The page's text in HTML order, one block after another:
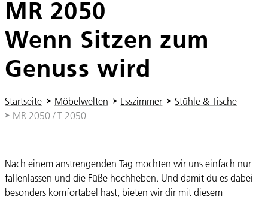
MR 2050
Wenn Sitzen zum
Genuss wird
Sie sind hier:
Startseite Möbelwelten Esszimmer
Stühle & Tische
MR 2050 / T 2050
Nach einem anstrengenden Tag möchten wir uns einfach nur
fallenlassen und die Füße hochheben. Und damit du es dabei
besonders komfortabel hast, bieten wir dir mit diesem